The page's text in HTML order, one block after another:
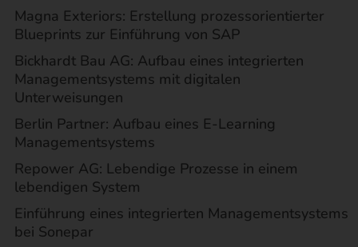
Magna Exteriors: Erstellung prozessorientierter
Blueprints zur Einführung von SAP
Bickhardt Bau AG: Aufbau eines integrierten
Managementsystems mit digitalen
Unterweisungen
Berlin Partner: Aufbau eines E-Learning
Managementsystems
Repower AG: Lebendige Prozesse in einem
lebendigen System
Einführung eines integrierten Managementsystems
bei Sonepar